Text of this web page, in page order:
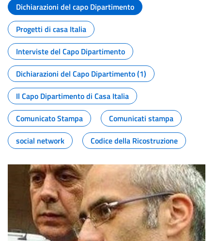
Dichiarazioni del capo Dipartimento
Progetti di casa Italia
Interviste del Capo Dipartimento
Dichiarazioni del Capo Dipartimento (1)
Il Capo Dipartimento di Casa Italia
Comunicato Stampa
Comunicati stampa
social network
Codice della Ricostruzione